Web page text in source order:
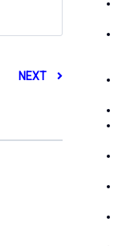
NEXT